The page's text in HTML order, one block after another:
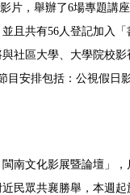
片，舉辦了6場專題講
並且共有56 人登記加入
社區大學、大學院校影
目安排包括：公視假日
南文化影展暨論壇」，
民眾共襄勝舉，本週